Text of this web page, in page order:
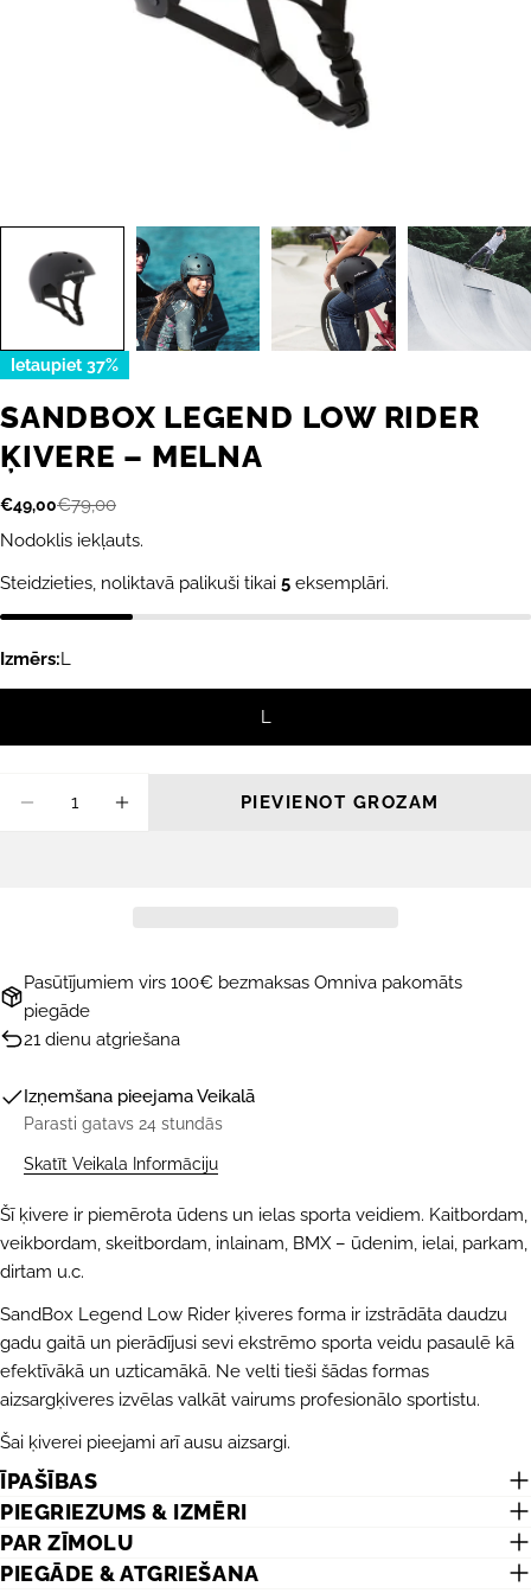
Ietaupiet 37%
SANDBOX LEGEND LOW RIDER
ĶIVERE – MELNA
Akcijas
cena
€49,00
Parastā
cena
€79,00
Nodoklis iekļauts.
Steidzieties, noliktavā palikuši tikai 5 eksemplāri.
Izmērs:L
L
PIEVIENOT GROZAM
Pasūtījumiem virs 100€ bezmaksas Omniva pakomāts
piegāde
21 dienu atgriešana
Izņemšana pieejamaVeikalā
Parasti gatavs 24 stundās
Skatīt Veikala Informāciju
Šī ķivere ir piemērota ūdens un ielas sporta veidiem. Kaitbordam,
veikbordam, skeitbordam, inlainam, BMX – ūdenim, ielai, parkam,
dirtam u.c.
SandBox Legend Low Rider ķiveres forma ir izstrādāta daudzu
gadu gaitā un pierādījusi sevi ekstrēmo sporta veidu pasaulē kā
efektīvākā un uzticamākā. Ne velti tieši šādas formas
aizsargķiveres izvēlas valkāt vairums profesionālo sportistu.
Šai ķiverei pieejami arī ausu aizsargi.
ĪPAŠĪBAS
PIEGRIEZUMS & IZMĒRI
PAR ZĪMOLU
PIEGĀDE & ATGRIEŠANA
DALĪTIES AR ŠO PRODUKTU
Dalīties
UZDOT JAUTĀJUMU
Jūsu
e-
pasts
Jūsu
telefons